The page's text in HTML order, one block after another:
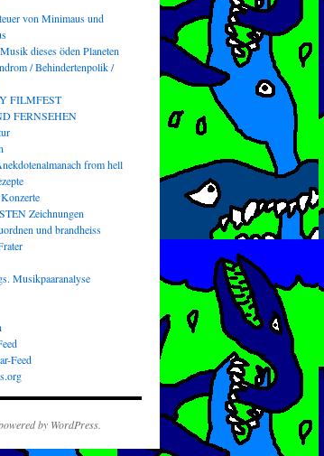
von Minimaus und
dieses öden Planeten
/ Behindertenpolik /
FILMFEST
FERNSEHEN
from hell
Zeichnungen
und brandheiss
Musikpaaranalyse
Feed
by WordPress.